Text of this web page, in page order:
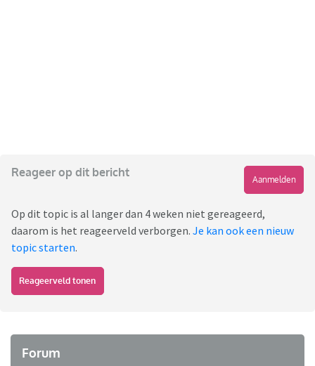
Reageer op dit bericht
Aanmelden
Op dit topic is al langer dan 4 weken niet gereageerd,
daarom is het reageerveld verborgen. Je kan ook een nieuw
topic starten.
Reageerveld tonen
Forum